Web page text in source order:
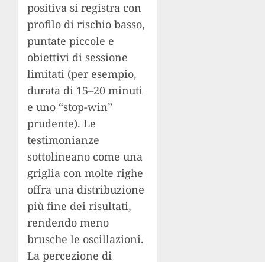
positiva si registra con
profilo di rischio basso,
puntate piccole e
obiettivi di sessione
limitati (per esempio,
durata di 15–20 minuti
e uno “stop-win”
prudente). Le
testimonianze
sottolineano come una
griglia con molte righe
offra una distribuzione
più fine dei risultati,
rendendo meno
brusche le oscillazioni.
La percezione di